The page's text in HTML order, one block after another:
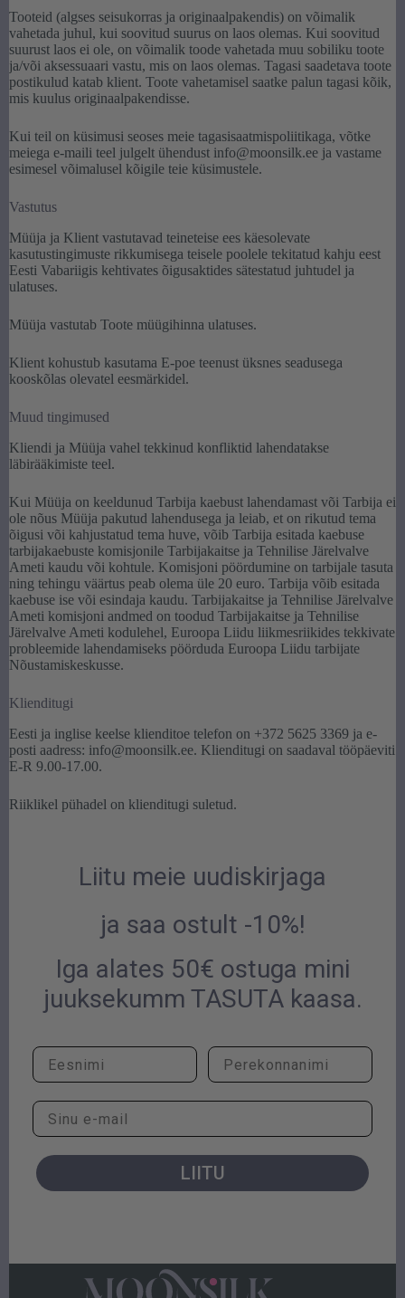
Tooteid (algses seisukorras ja originaalpakendis) on võimalik
vahetada juhul, kui soovitud suurus on laos olemas. Kui soovitud
suurust laos ei ole, on võimalik toode vahetada muu sobiliku toote
ja/või aksessuaari vastu, mis on laos olemas. Tagasi saadetava toote
postikulud katab klient. Toote vahetamisel saatke palun tagasi kõik,
mis kuulus originaalpakendisse.
Kui teil on küsimusi seoses meie tagasisaatmispoliitikaga, võtke
meiega e-maili teel julgelt ühendust info@moonsilk.ee ja vastame
esimesel võimalusel kõigile teie küsimustele.
Vastutus
Müüja ja Klient vastutavad teineteise ees käesolevate
kasutustingimuste rikkumisega teisele poolele tekitatud kahju eest
Eesti Vabariigis kehtivates õigusaktides sätestatud juhtudel ja
ulatuses.
Müüja vastutab Toote müügihinna ulatuses.
Klient kohustub kasutama E-poe teenust üksnes seadusega
kooskõlas olevatel eesmärkidel.
Muud tingimused
Kliendi ja Müüja vahel tekkinud konfliktid lahendatakse
läbirääkimiste teel.
Kui Müüja on keeldunud Tarbija kaebust lahendamast või Tarbija ei
ole nõus Müüja pakutud lahendusega ja leiab, et on rikutud tema
õigusi või kahjustatud tema huve, võib Tarbija esitada kaebuse
tarbijakaebuste komisjonile Tarbijakaitse ja Tehnilise Järelvalve
Ameti kaudu või kohtule. Komisjoni pöördumine on tarbijale tasuta
ning tehingu väärtus peab olema üle 20 euro. Tarbija võib esitada
kaebuse ise või esindaja kaudu. Tarbijakaitse ja Tehnilise Järelvalve
Ameti komisjoni andmed on toodud Tarbijakaitse ja Tehnilise
Järelvalve Ameti kodulehel, Euroopa Liidu liikmesriikides tekkivate
probleemide lahendamiseks pöörduda Euroopa Liidu tarbijate
Nõustamiskeskusse.
Klienditugi
Eesti ja inglise keelse klienditoe telefon on +372 5625 3369 ja e-
posti aadress: info@moonsilk.ee. Klienditugi on saadaval tööpäeviti
E-R 9.00-17.00.
Riiklikel pühadel on klienditugi suletud.
Liitu meie uudiskirjaga
ja saa ostult -10%!
Iga alates 50€ ostuga mini
juuksekumm TASUTA kaasa.
LIITU